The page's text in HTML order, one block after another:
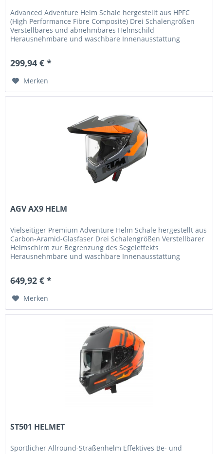
Advanced Adventure Helm Schale hergestellt aus HPFC
(High Performance Fibre Composite) Drei Schalengrößen
Verstellbares und abnehmbares Helmschild
Herausnehmbare und waschbare Innenausstattung
299,94 € *
Merken
AGV AX9 HELM
Vielseitiger Premium Adventure Helm Schale hergestellt aus
Carbon-Aramid-Glasfaser Drei Schalengrößen Verstellbarer
Helmschirm zur Begrenzung des Segeleffekts
Herausnehmbare und waschbare Innenausstattung
649,92 € *
Merken
ST501 HELMET
Sportlicher Allround-Straßenhelm Effektives Be- und